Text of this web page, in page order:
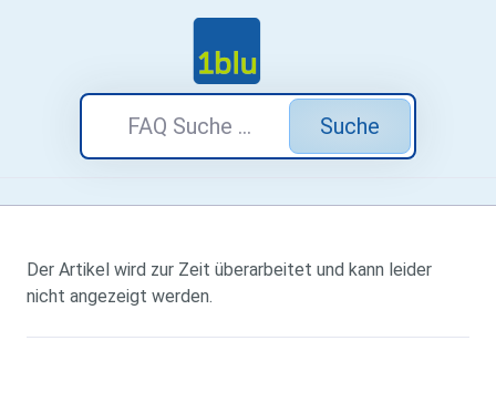
Suche
Der Artikel wird zur Zeit überarbeitet und kann leider
nicht angezeigt werden.